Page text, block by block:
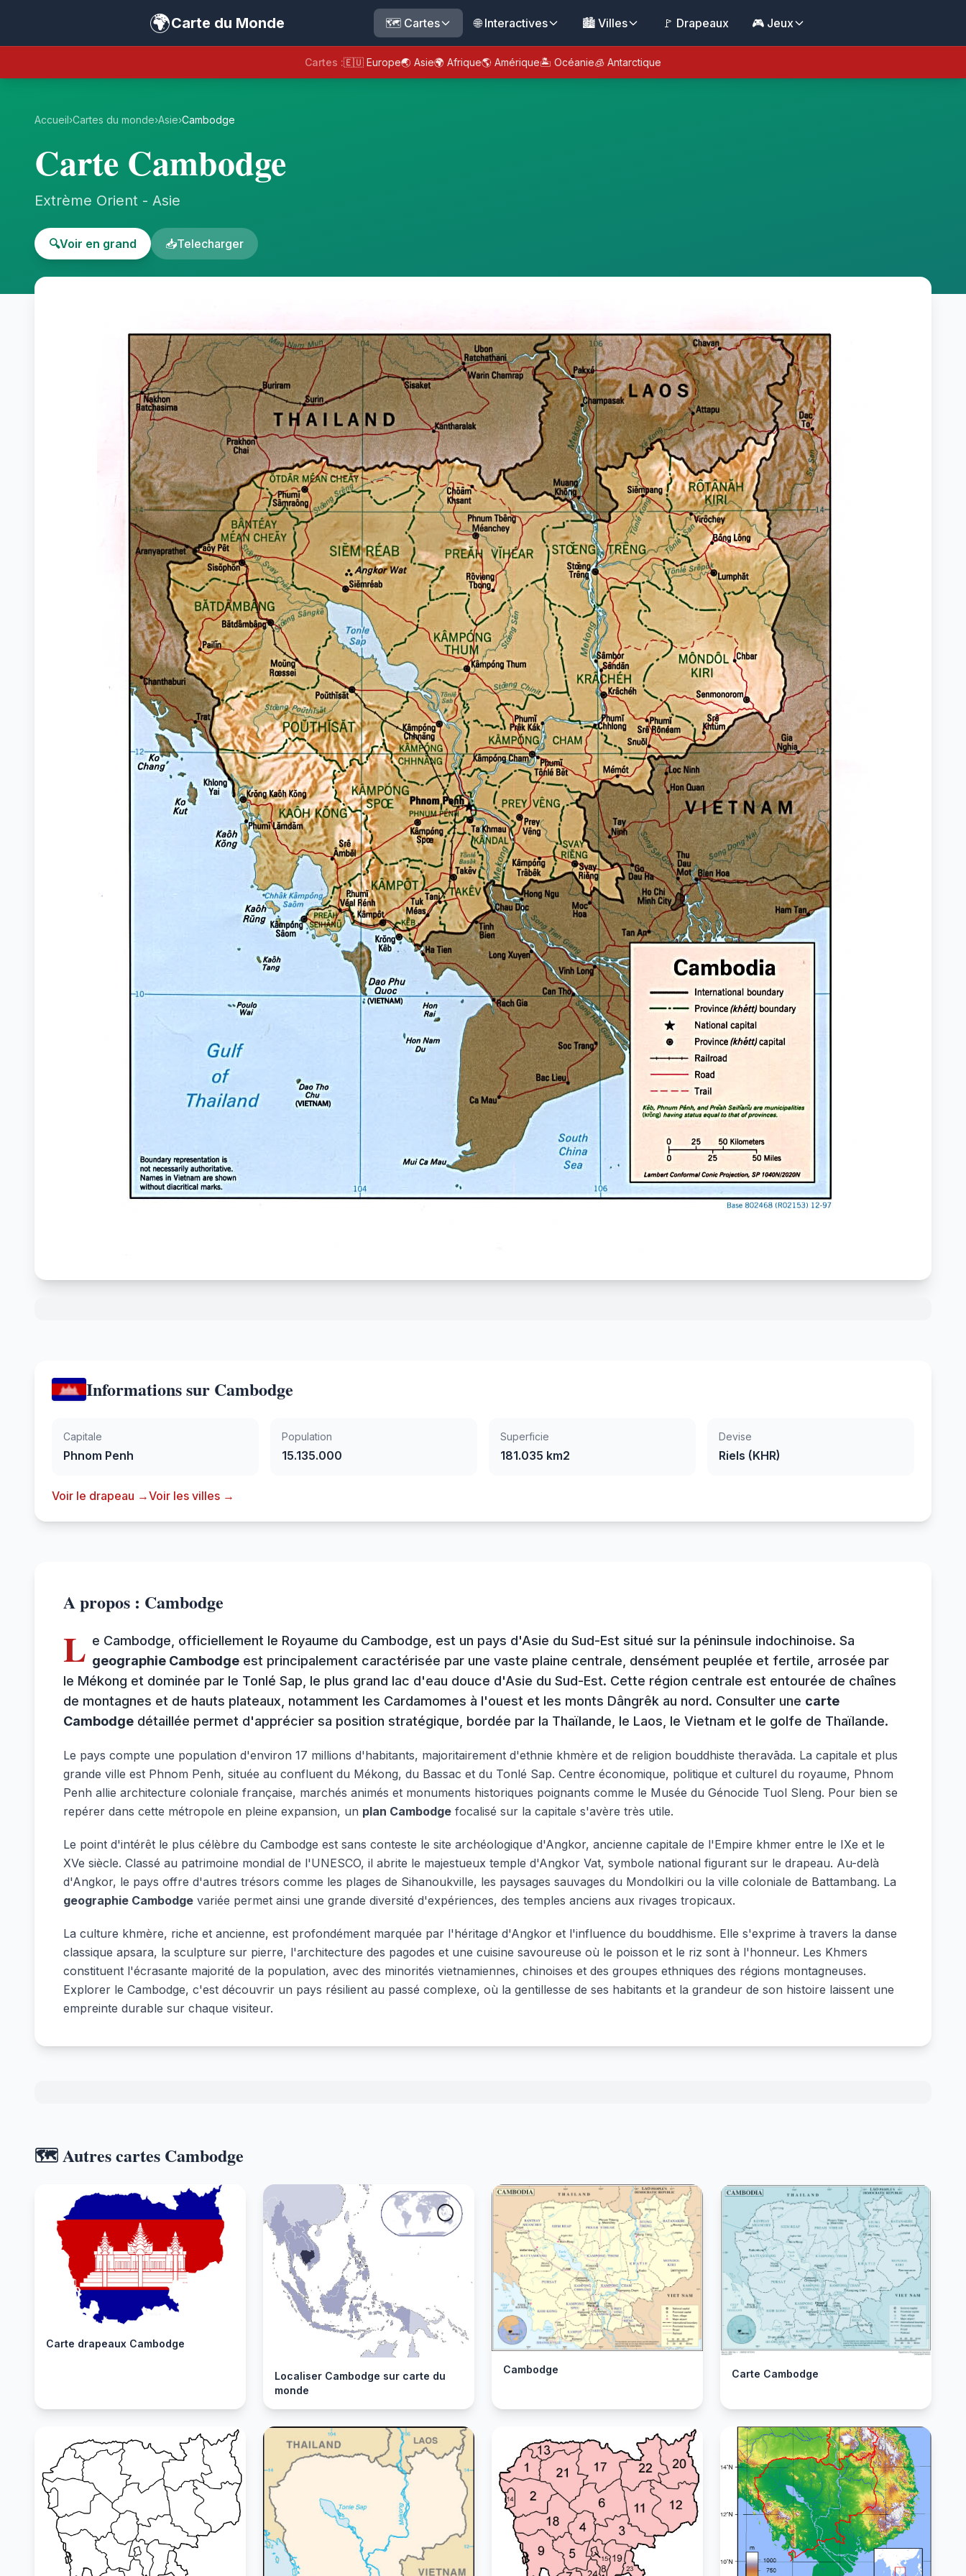
🌍Carte du Monde 🗺️ Cartes 🌐 Interactives 🏙️ Villes 🚩 Drapeaux 🎮 Jeux
Cartes :🇪🇺 Europe🌏 Asie🌍 Afrique🌎 Amérique🏝️ Océanie🧊 Antarctique
Accueil›Cartes du monde›Asie›Cambodge
Carte Cambodge
Extrème Orient - Asie
🔍Voir en grand 📥Telecharger
Informations sur Cambodge
Capitale
Phnom Penh
Population
15.135.000
Superficie
181.035 km2
Devise
Riels (KHR)
Voir le drapeau →Voir les villes →
A propos : Cambodge
L e Cambodge, officiellement le Royaume du Cambodge, est un pays d'Asie du Sud-Est situé sur la péninsule indochinoise. Sa
geographie Cambodge est principalement caractérisée par une vaste plaine centrale, densément peuplée et fertile, arrosée par
le Mékong et dominée par le Tonlé Sap, le plus grand lac d'eau douce d'Asie du Sud-Est. Cette région centrale est entourée de chaînes
de montagnes et de hauts plateaux, notamment les Cardamomes à l'ouest et les monts Dângrêk au nord. Consulter une carte
Cambodge détaillée permet d'apprécier sa position stratégique, bordée par la Thaïlande, le Laos, le Vietnam et le golfe de Thaïlande.
Le pays compte une population d'environ 17 millions d'habitants, majoritairement d'ethnie khmère et de religion bouddhiste theravāda. La capitale et plus
grande ville est Phnom Penh, située au confluent du Mékong, du Bassac et du Tonlé Sap. Centre économique, politique et culturel du royaume, Phnom
Penh allie architecture coloniale française, marchés animés et monuments historiques poignants comme le Musée du Génocide Tuol Sleng. Pour bien se
repérer dans cette métropole en pleine expansion, un plan Cambodge focalisé sur la capitale s'avère très utile.
Le point d'intérêt le plus célèbre du Cambodge est sans conteste le site archéologique d'Angkor, ancienne capitale de l'Empire khmer entre le IXe et le
XVe siècle. Classé au patrimoine mondial de l'UNESCO, il abrite le majestueux temple d'Angkor Vat, symbole national figurant sur le drapeau. Au-delà
d'Angkor, le pays offre d'autres trésors comme les plages de Sihanoukville, les paysages sauvages du Mondolkiri ou la ville coloniale de Battambang. La
geographie Cambodge variée permet ainsi une grande diversité d'expériences, des temples anciens aux rivages tropicaux.
La culture khmère, riche et ancienne, est profondément marquée par l'héritage d'Angkor et l'influence du bouddhisme. Elle s'exprime à travers la danse
classique apsara, la sculpture sur pierre, l'architecture des pagodes et une cuisine savoureuse où le poisson et le riz sont à l'honneur. Les Khmers
constituent l'écrasante majorité de la population, avec des minorités vietnamiennes, chinoises et des groupes ethniques des régions montagneuses.
Explorer le Cambodge, c'est découvrir un pays résilient au passé complexe, où la gentillesse de ses habitants et la grandeur de son histoire laissent une
empreinte durable sur chaque visiteur.
🗺️ Autres cartes Cambodge
Carte drapeaux Cambodge
Localiser Cambodge sur carte du
monde
Cambodge Carte Cambodge